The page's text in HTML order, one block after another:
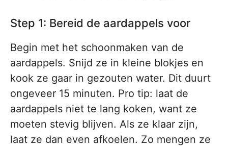
Step 1: Bereid de aardappels voor
Begin met het schoonmaken van de
aardappels. Snijd ze in kleine blokjes en
kook ze gaar in gezouten water. Dit duurt
ongeveer 15 minuten. Pro tip: laat de
aardappels niet te lang koken, want ze
moeten stevig blijven. Als ze klaar zijn,
laat ze dan even afkoelen. Zo mengen ze